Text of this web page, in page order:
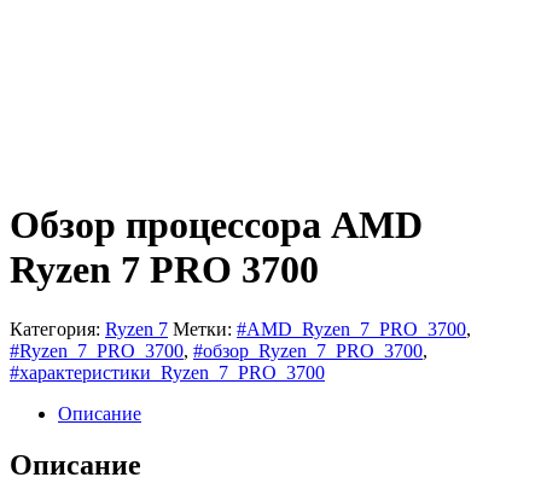
Обзор процессора AMD
Ryzen 7 PRO 3700
Категория: Ryzen 7 Метки: #AMD_Ryzen_7_PRO_3700,
#Ryzen_7_PRO_3700, #обзор_Ryzen_7_PRO_3700,
#характеристики_Ryzen_7_PRO_3700
Описание
Описание